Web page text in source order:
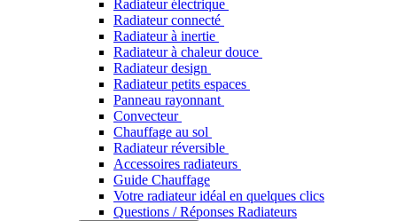
Radiateur électrique
Radiateur connecté
Radiateur à inertie
Radiateur à chaleur douce
Radiateur design
Radiateur petits espaces
Panneau rayonnant
Convecteur
Chauffage au sol
Radiateur réversible
Accessoires radiateurs
Guide Chauffage
Votre radiateur idéal en quelques clics
Questions / Réponses Radiateurs